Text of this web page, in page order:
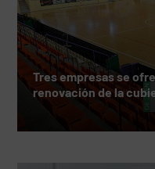
Tres empresas se
renovación de la